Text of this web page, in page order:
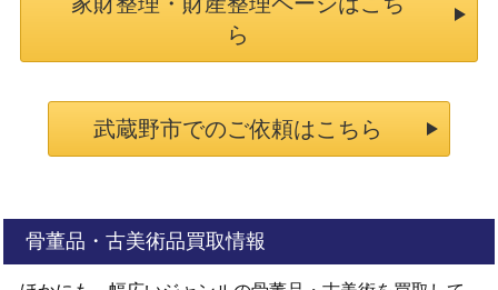
ら
武蔵野市でのご依頼はこちら
骨董品・古美術品買取情報